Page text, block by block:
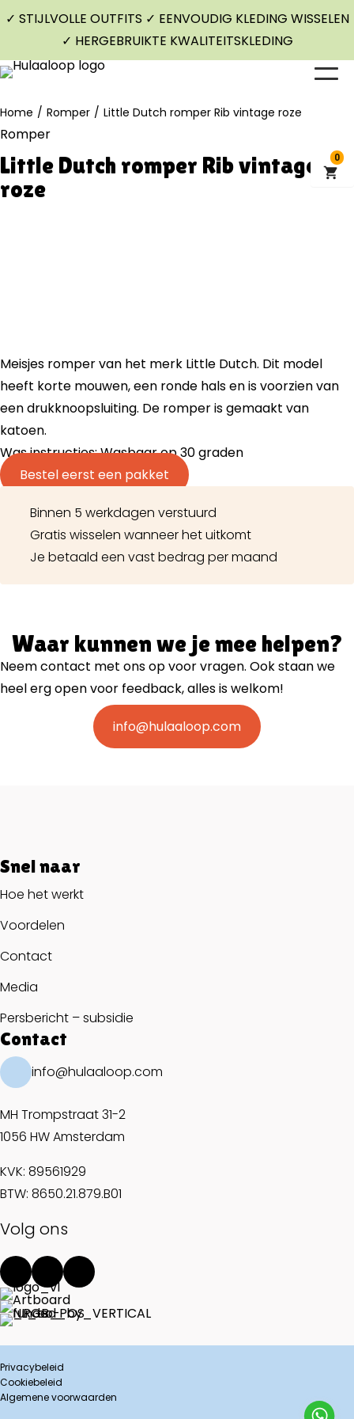
✓ STIJLVOLLE OUTFITS ✓ EENVOUDIG KLEDING WISSELEN
✓ HERGEBRUIKTE KWALITEITSKLEDING
Home / Romper / Little Dutch romper Rib vintage roze
Romper
Little Dutch romper Rib vintage
roze
Meisjes romper van het merk Little Dutch. Dit model
heeft korte mouwen, een ronde hals en is voorzien van
een drukknoopsluiting. De romper is gemaakt van
katoen.
Was instructies: Wasbaar op 30 graden
Bestel eerst een pakket
Binnen 5 werkdagen verstuurd
Gratis wisselen wanneer het uitkomt
Je betaald een vast bedrag per maand
Waar kunnen we je mee helpen?
Neem contact met ons op voor vragen. Ook staan we
heel erg open voor feedback, alles is welkom!
info@hulaaloop.com
Snel naar
Hoe het werkt
Voordelen
Contact
Media
Persbericht – subsidie
Contact
info@hulaaloop.com
MH Trompstraat 31-2
1056 HW Amsterdam
KVK: 89561929
BTW: 8650.21.879.B01
Volg ons
Privacybeleid
Cookiebeleid
Algemene voorwaarden
0